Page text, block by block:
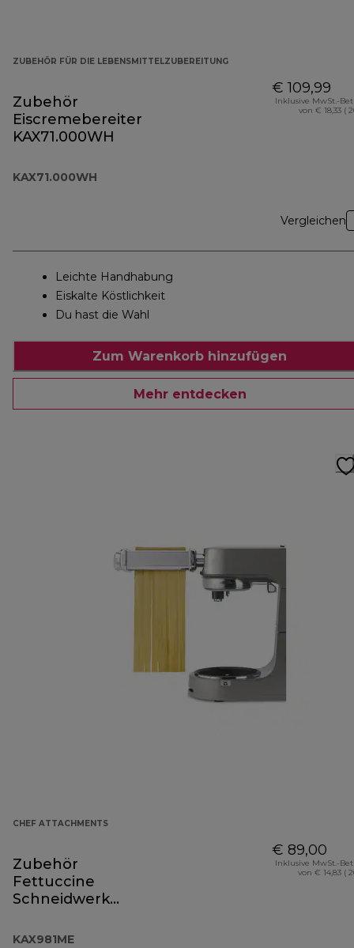
ZUBEHÖR FÜR DIE LEBENSMITTELZUBEREITUNG
Zubehör
Eiscremebereiter
KAX71.000WH
KAX71.000WH
€ 109,99
Inklusive MwSt.-
von € 18,33 (
Vergleichen
Leichte Handhabung
Eiskalte Köstlichkeit
Du hast die Wahl
Zum Warenkorb hinzufügen
Mehr entdecken
CHEF ATTACHMENTS
Zubehör
Fettuccine
Schneidwerk
KAX981ME
€ 89,00
Inklusive MwSt.-
von € 14,83 (